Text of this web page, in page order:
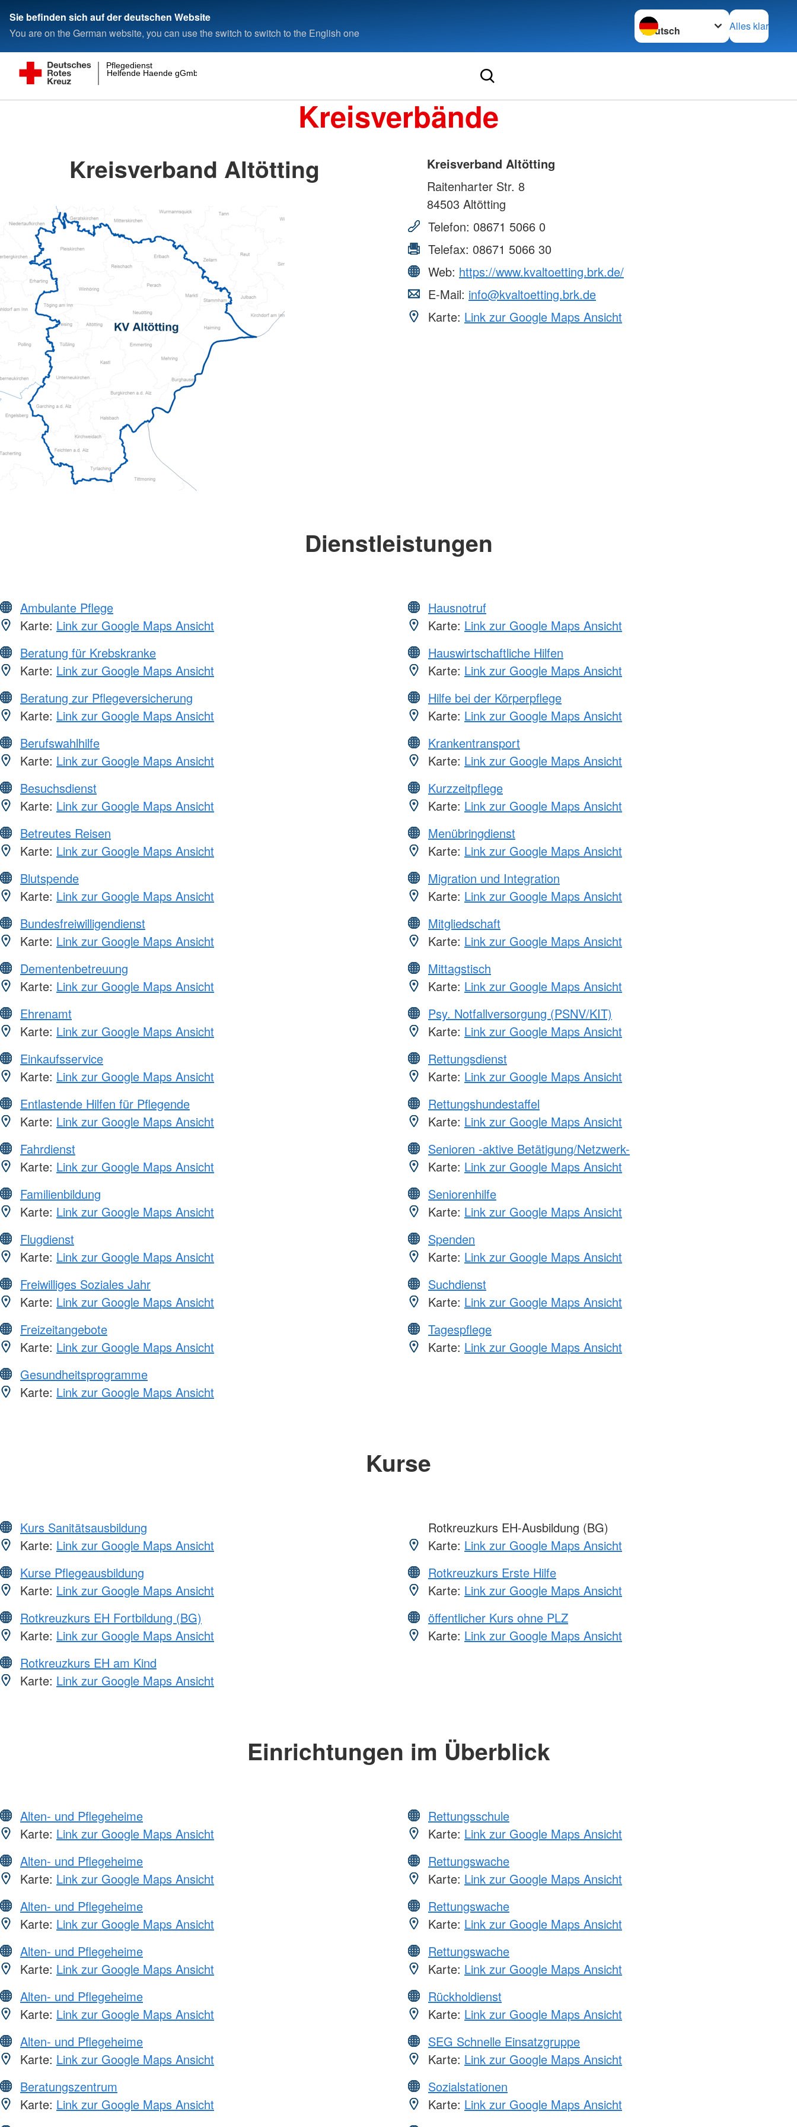
Sie befinden sich auf der deutschen Website
You are on the German website, you can use the switch to switch to the English one
Sprache wechseln zu
Alles klar
Helfende Haende gGmbH
Pflegedienst
Kreisverbände
Kreisverband Altötting
Kreisverband Altötting
Raitenharter Str. 8
84503 Altötting
Telefon: 08671 5066 0
Telefax: 08671 5066 30
Web: https://www.kvaltoetting.brk.de/
E-Mail: info@kvaltoetting.brk.de
Karte: Link zur Google Maps Ansicht
Dienstleistungen
Ambulante Pflege
Karte: Link zur Google Maps Ansicht
Beratung für Krebskranke
Karte: Link zur Google Maps Ansicht
Beratung zur Pflegeversicherung
Karte: Link zur Google Maps Ansicht
Berufswahlhilfe
Karte: Link zur Google Maps Ansicht
Besuchsdienst
Karte: Link zur Google Maps Ansicht
Betreutes Reisen
Karte: Link zur Google Maps Ansicht
Blutspende
Karte: Link zur Google Maps Ansicht
Bundesfreiwilligendienst
Karte: Link zur Google Maps Ansicht
Dementenbetreuung
Karte: Link zur Google Maps Ansicht
Ehrenamt
Karte: Link zur Google Maps Ansicht
Einkaufsservice
Karte: Link zur Google Maps Ansicht
Entlastende Hilfen für Pflegende
Karte: Link zur Google Maps Ansicht
Fahrdienst
Karte: Link zur Google Maps Ansicht
Familienbildung
Karte: Link zur Google Maps Ansicht
Flugdienst
Karte: Link zur Google Maps Ansicht
Freiwilliges Soziales Jahr
Karte: Link zur Google Maps Ansicht
Freizeitangebote
Karte: Link zur Google Maps Ansicht
Gesundheitsprogramme
Karte: Link zur Google Maps Ansicht
Hausnotruf
Karte: Link zur Google Maps Ansicht
Hauswirtschaftliche Hilfen
Karte: Link zur Google Maps Ansicht
Hilfe bei der Körperpflege
Karte: Link zur Google Maps Ansicht
Krankentransport
Karte: Link zur Google Maps Ansicht
Kurzzeitpflege
Karte: Link zur Google Maps Ansicht
Menübringdienst
Karte: Link zur Google Maps Ansicht
Migration und Integration
Karte: Link zur Google Maps Ansicht
Mitgliedschaft
Karte: Link zur Google Maps Ansicht
Mittagstisch
Karte: Link zur Google Maps Ansicht
Psy. Notfallversorgung (PSNV/KIT)
Karte: Link zur Google Maps Ansicht
Rettungsdienst
Karte: Link zur Google Maps Ansicht
Rettungshundestaffel
Karte: Link zur Google Maps Ansicht
Senioren -aktive Betätigung/Netzwerk-
Karte: Link zur Google Maps Ansicht
Seniorenhilfe
Karte: Link zur Google Maps Ansicht
Spenden
Karte: Link zur Google Maps Ansicht
Suchdienst
Karte: Link zur Google Maps Ansicht
Tagespflege
Karte: Link zur Google Maps Ansicht
Kurse
Kurs Sanitätsausbildung
Karte: Link zur Google Maps Ansicht
Kurse Pflegeausbildung
Karte: Link zur Google Maps Ansicht
Rotkreuzkurs EH Fortbildung (BG)
Karte: Link zur Google Maps Ansicht
Rotkreuzkurs EH am Kind
Karte: Link zur Google Maps Ansicht
Rotkreuzkurs EH-Ausbildung (BG)
Karte: Link zur Google Maps Ansicht
Rotkreuzkurs Erste Hilfe
Karte: Link zur Google Maps Ansicht
öffentlicher Kurs ohne PLZ
Karte: Link zur Google Maps Ansicht
Einrichtungen im Überblick
Alten- und Pflegeheime
Karte: Link zur Google Maps Ansicht
Alten- und Pflegeheime
Karte: Link zur Google Maps Ansicht
Alten- und Pflegeheime
Karte: Link zur Google Maps Ansicht
Alten- und Pflegeheime
Karte: Link zur Google Maps Ansicht
Alten- und Pflegeheime
Karte: Link zur Google Maps Ansicht
Alten- und Pflegeheime
Karte: Link zur Google Maps Ansicht
Beratungszentrum
Karte: Link zur Google Maps Ansicht
Rettungsschule
Karte: Link zur Google Maps Ansicht
Rettungswache
Karte: Link zur Google Maps Ansicht
Rettungswache
Karte: Link zur Google Maps Ansicht
Rettungswache
Karte: Link zur Google Maps Ansicht
Rückholdienst
Karte: Link zur Google Maps Ansicht
SEG Schnelle Einsatzgruppe
Karte: Link zur Google Maps Ansicht
Sozialstationen
Karte: Link zur Google Maps Ansicht